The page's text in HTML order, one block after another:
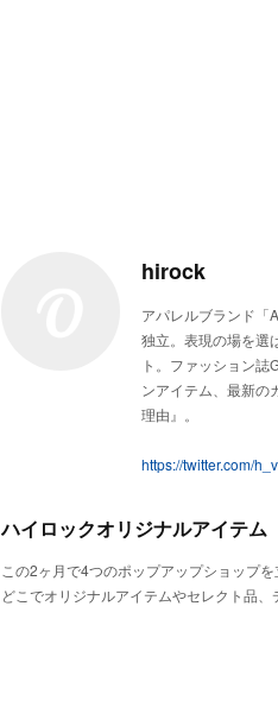
hirock
アパレルブランド「
独立。表現の場を選
ト。ファッション
ンアイテム、最新の
理由』。
https://twitter.com/
ハイロックオリジナルアイテム
この2ヶ月で4つのポップアップショップ
どこでオリジナルアイテムやセレクト品